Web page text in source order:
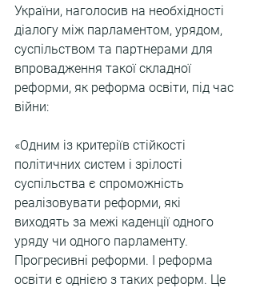
України, наголосив на необхідності
діалогу між парламентом, урядом,
суспільством та партнерами для
впровадження такої складної
реформи, як реформа освіти, під час
війни:
«Одним із критеріїв стійкості
політичних систем і зрілості
суспільства є спроможність
реалізовувати реформи, які
виходять за межі каденції одного
уряду чи одного парламенту.
Прогресивні реформи. І реформа
освіти є однією з таких реформ. Це